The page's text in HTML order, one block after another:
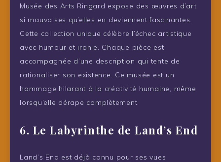
Musée des Arts Ringard expose des œuvres d’art
si mauvaises qu’elles en deviennent fascinantes.
Cette collection unique célèbre l’échec artistique
avec humour et ironie. Chaque pièce est
accompagnée d’une description qui tente de
rationaliser son existence. Ce musée est un
hommage hilarant à la créativité humaine, même
lorsqu’elle dérape complètement.
6. Le Labyrinthe de Land’s End
Land’s End est déjà connu pour ses vues